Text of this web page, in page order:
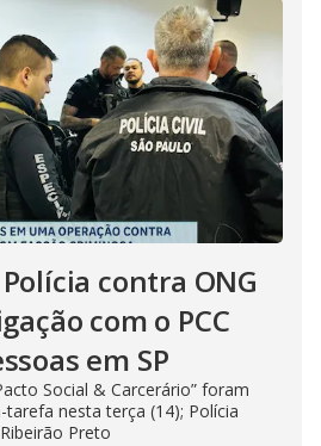
contra ONG
com o PCC
em SP
Social & Carcerário” foram
nesta terça (14); Polícia
Preto